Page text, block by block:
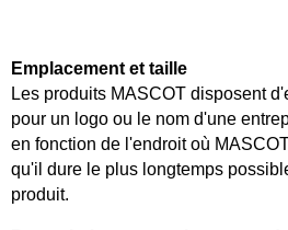
Emplacement et taille
Les produits MASCOT disposent
pour un logo ou le nom d'une
en fonction de l'endroit où
qu'il dure le plus longtemps
produit.